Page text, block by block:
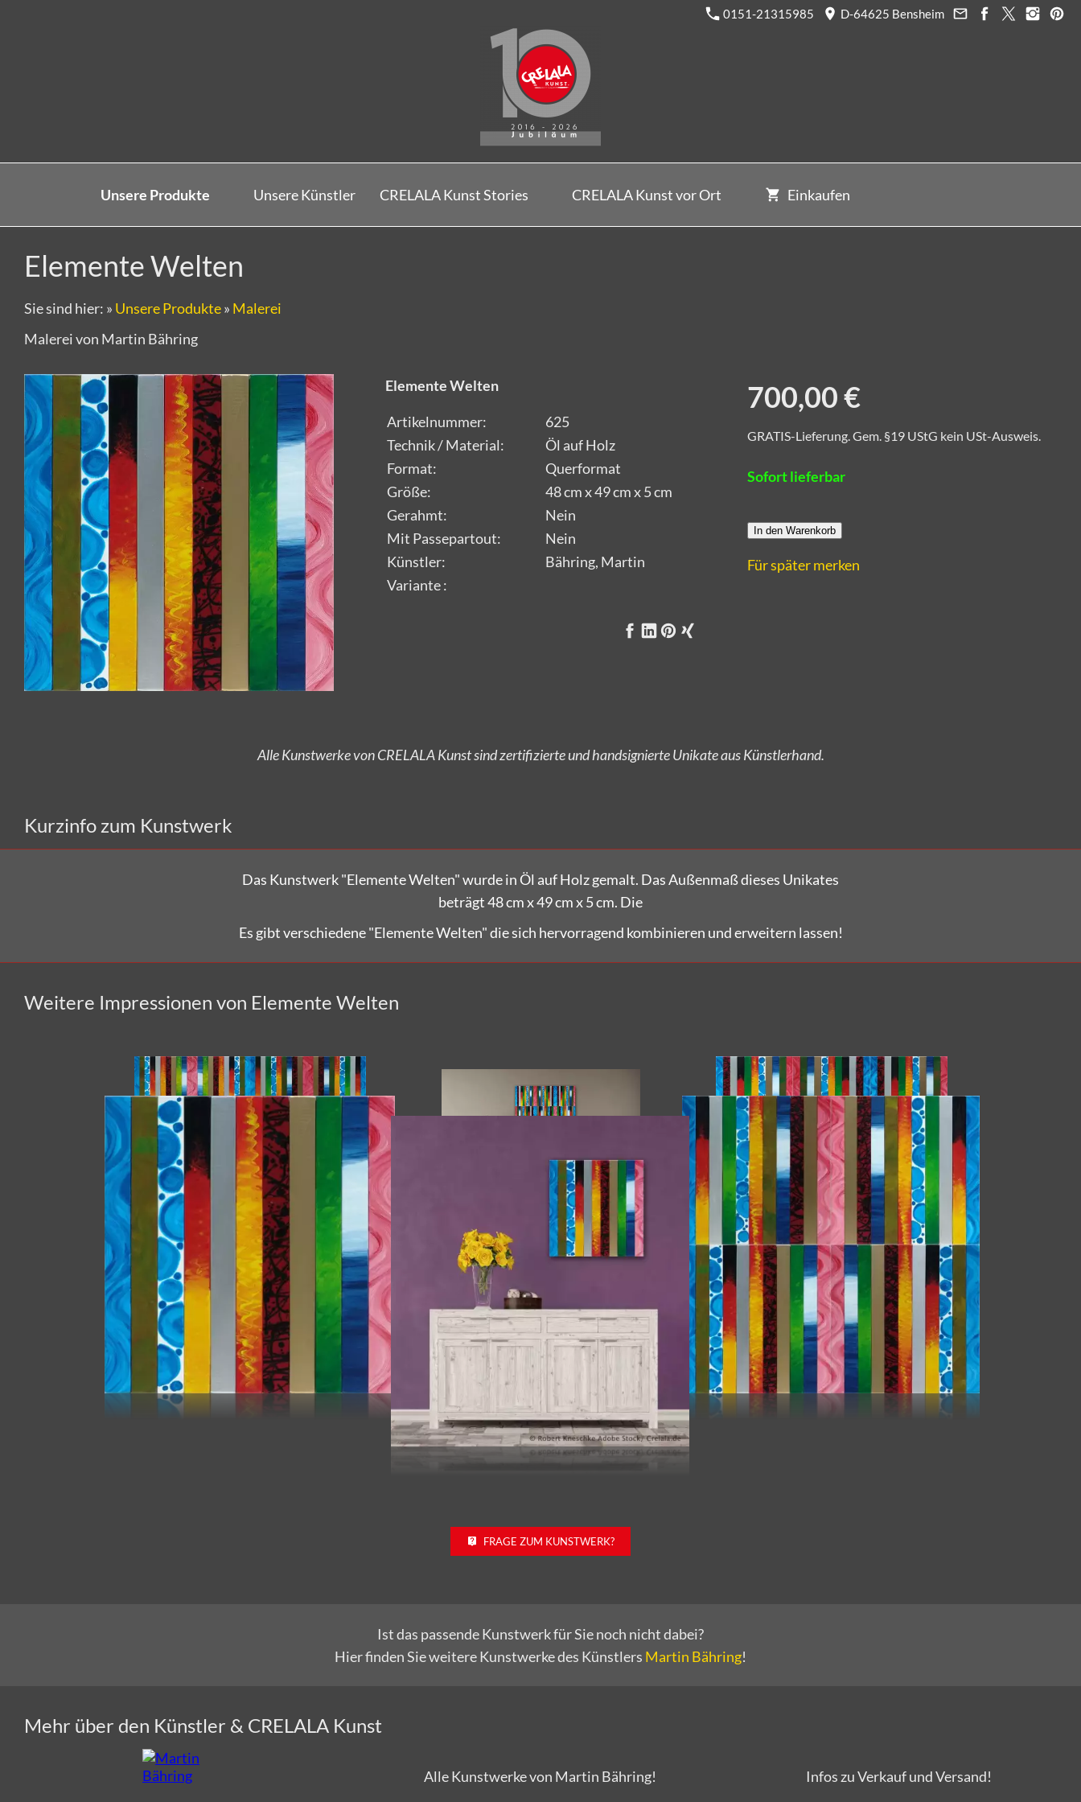
0151-21315985 D-64625 Bensheim
Unsere Produkte Unsere Künstler CRELALA Kunst Stories CRELALA Kunst vor Ort Einkaufen
Elemente Welten
Sie sind hier: » Unsere Produkte» Malerei
Malerei von Martin Bähring
Elemente Welten
Artikelnummer:
625
Technik / Material:
Öl auf Holz
Format:
Querformat
Größe:
48 cm x 49 cm x 5 cm
Gerahmt:
Nein
Mit Passepartout:
Nein
Künstler:
Bähring, Martin
Variante :
700,00 €
GRATIS-Lieferung. Gem. §19 UStG kein USt-Ausweis.
Sofort lieferbar
In den Warenkorb
Für später merken
Alle Kunstwerke von CRELALA Kunst sind zertifizierte und handsignierte Unikate aus Künstlerhand.
Versandkostenfrei bestellen!
Kurzinfo zum Kunstwerk
Das Kunstwerk "Elemente Welten"wurde in Öl auf Holz gemalt. Das Außenmaß dieses Unikates
beträgt 48 cm x 49 cm x 5 cm. Die
Es gibt verschiedene "Elemente Welten" die sich hervorragend kombinieren und erweitern lassen!
Weitere Impressionen von Elemente Welten
FRAGE ZUM KUNSTWERK?
Ist das passende Kunstwerk für Sie noch nicht dabei?
Hier finden Sie weitere Kunstwerke des Künstlers Martin Bähring!
Mehr über den Künstler & CRELALA Kunst
Alle Kunstwerke von Martin Bähring! Infos zu Verkauf und Versand!